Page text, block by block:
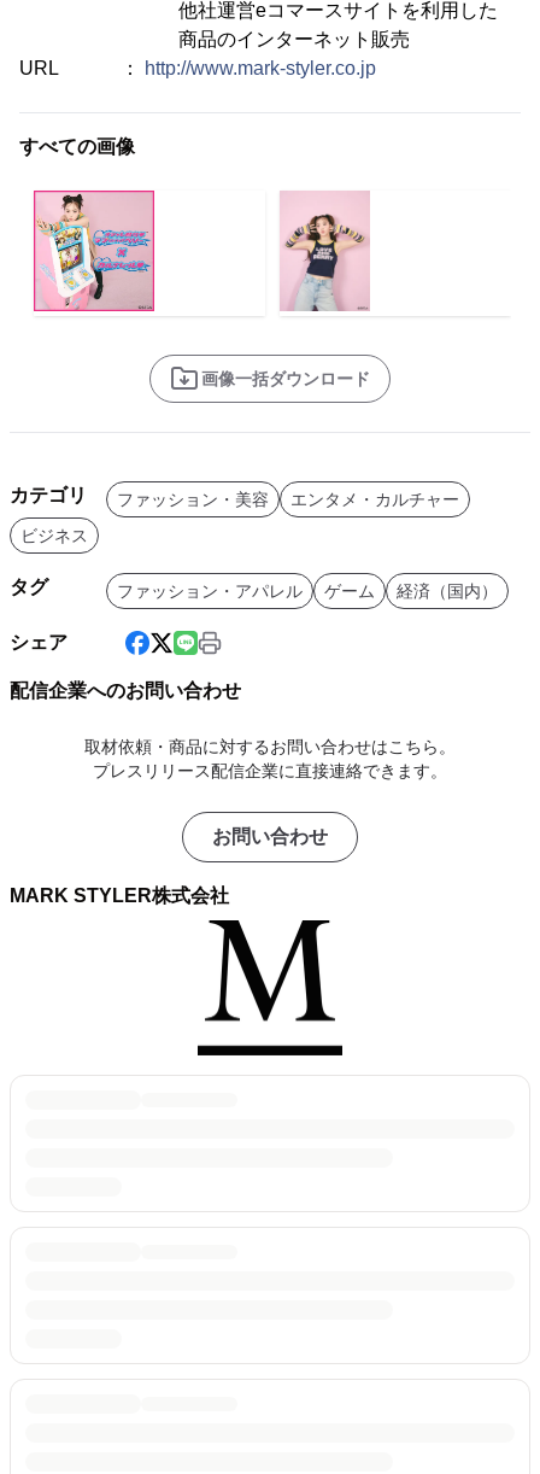
他社運営eコマースサイトを利用した
商品のインターネット販売
URL ：
http://www.mark-styler.co.jp
すべての画像
画像一括ダウンロード
カテゴリ ファッション・美容
エンタメ・カルチャー
ビジネス
タグ ファッション・アパレル ゲーム 経済（国内）
シェア
配信企業へのお問い合わせ
取材依頼・商品に対するお問い合わせはこちら。
プレスリリース配信企業に直接連絡できます。
お問い合わせ
MARK STYLER株式会社